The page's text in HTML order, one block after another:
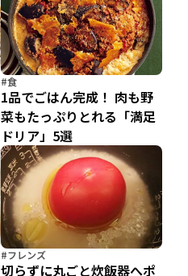
#食
1品でごはん完成！ 肉も野
菜もたっぷりとれる「満足
ドリア」5選
#フレンズ
切らずに丸ごと炊飯器へポ